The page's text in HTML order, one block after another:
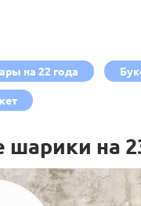
на 22 года
на